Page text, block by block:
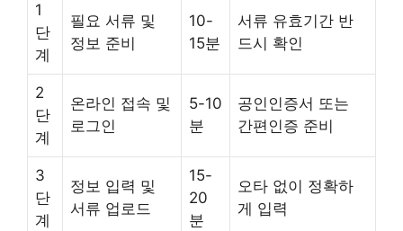
1
단
계
필요 서류 및
정보 준비
10-
15분
서류 유효기간 반
드시 확인
2
단
계
온라인 접속 및
로그인
5-10
분
공인인증서 또는
간편인증 준비
3
단
계
정보 입력 및
서류 업로드
15-
20
분
오타 없이 정확하
게 입력